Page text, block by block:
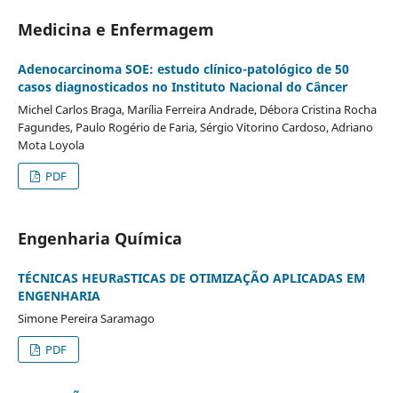
Medicina e Enfermagem
Adenocarcinoma SOE: estudo clínico-patológico de 50
casos diagnosticados no Instituto Nacional do Câncer
Michel Carlos Braga, Marília Ferreira Andrade, Débora Cristina Rocha
Fagundes, Paulo Rogério de Faria, Sérgio Vitorino Cardoso, Adriano
Mota Loyola
PDF
Engenharia Química
TÉCNICAS HEURaSTICAS DE OTIMIZAÇÃO APLICADAS EM
ENGENHARIA
Simone Pereira Saramago
PDF